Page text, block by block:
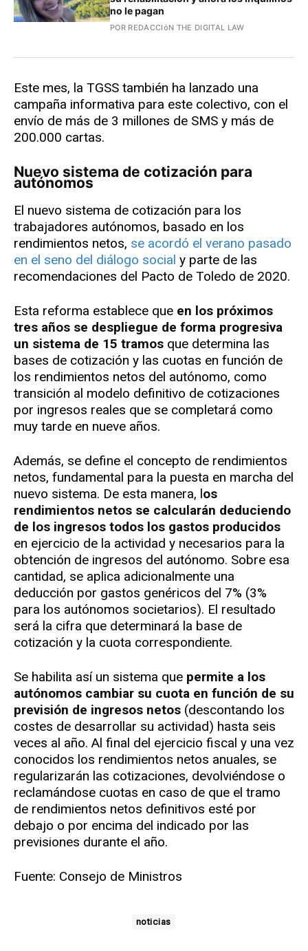
no le pagan
POR REDACCIóN THE DIGITAL LAW
Este mes, la TGSS también ha lanzado una
campaña informativa para este colectivo, con el
envío de más de 3 millones de SMS y más de
200.000 cartas.
Nuevo sistema de cotización para
autónomos
El nuevo sistema de cotización para los
trabajadores autónomos, basado en los
rendimientos netos, se acordó el verano pasado
en el seno del diálogo social y parte de las
recomendaciones del Pacto de Toledo de 2020.
Esta reforma establece que en los próximos
tres años se despliegue de forma progresiva
un sistema de 15 tramos que determina las
bases de cotización y las cuotas en función de
los rendimientos netos del autónomo, como
transición al modelo definitivo de cotizaciones
por ingresos reales que se completará como
muy tarde en nueve años.
Además, se define el concepto de rendimientos
netos, fundamental para la puesta en marcha del
nuevo sistema. De esta manera, los
rendimientos netos se calcularán deduciendo
de los ingresos todos los gastos producidos
en ejercicio de la actividad y necesarios para la
obtención de ingresos del autónomo. Sobre esa
cantidad, se aplica adicionalmente una
deducción por gastos genéricos del 7% (3%
para los autónomos societarios). El resultado
será la cifra que determinará la base de
cotización y la cuota correspondiente.
Se habilita así un sistema que permite a los
autónomos cambiar su cuota en función de su
previsión de ingresos netos (descontando los
costes de desarrollar su actividad) hasta seis
veces al año. Al final del ejercicio fiscal y una vez
conocidos los rendimientos netos anuales, se
regularizarán las cotizaciones, devolviéndose o
reclamándose cuotas en caso de que el tramo
de rendimientos netos definitivos esté por
debajo o por encima del indicado por las
previsiones durante el año.
Fuente: Consejo de Ministros
noticias